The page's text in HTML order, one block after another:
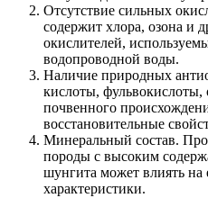
Отсутствие сильных
содержит хлора, озона и
окислителей,
водопроводной воды.
Наличие природных
кислоты, фульвокислоты,
почвенного
восстановительные
Минеральный состав.
породы с высоким
шунгита может влиять на
характеристики.